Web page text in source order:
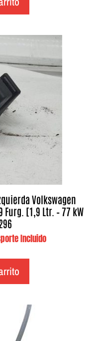
Volkswagen
Furg. [1,9 Ltr. – 77 kW
Incluido